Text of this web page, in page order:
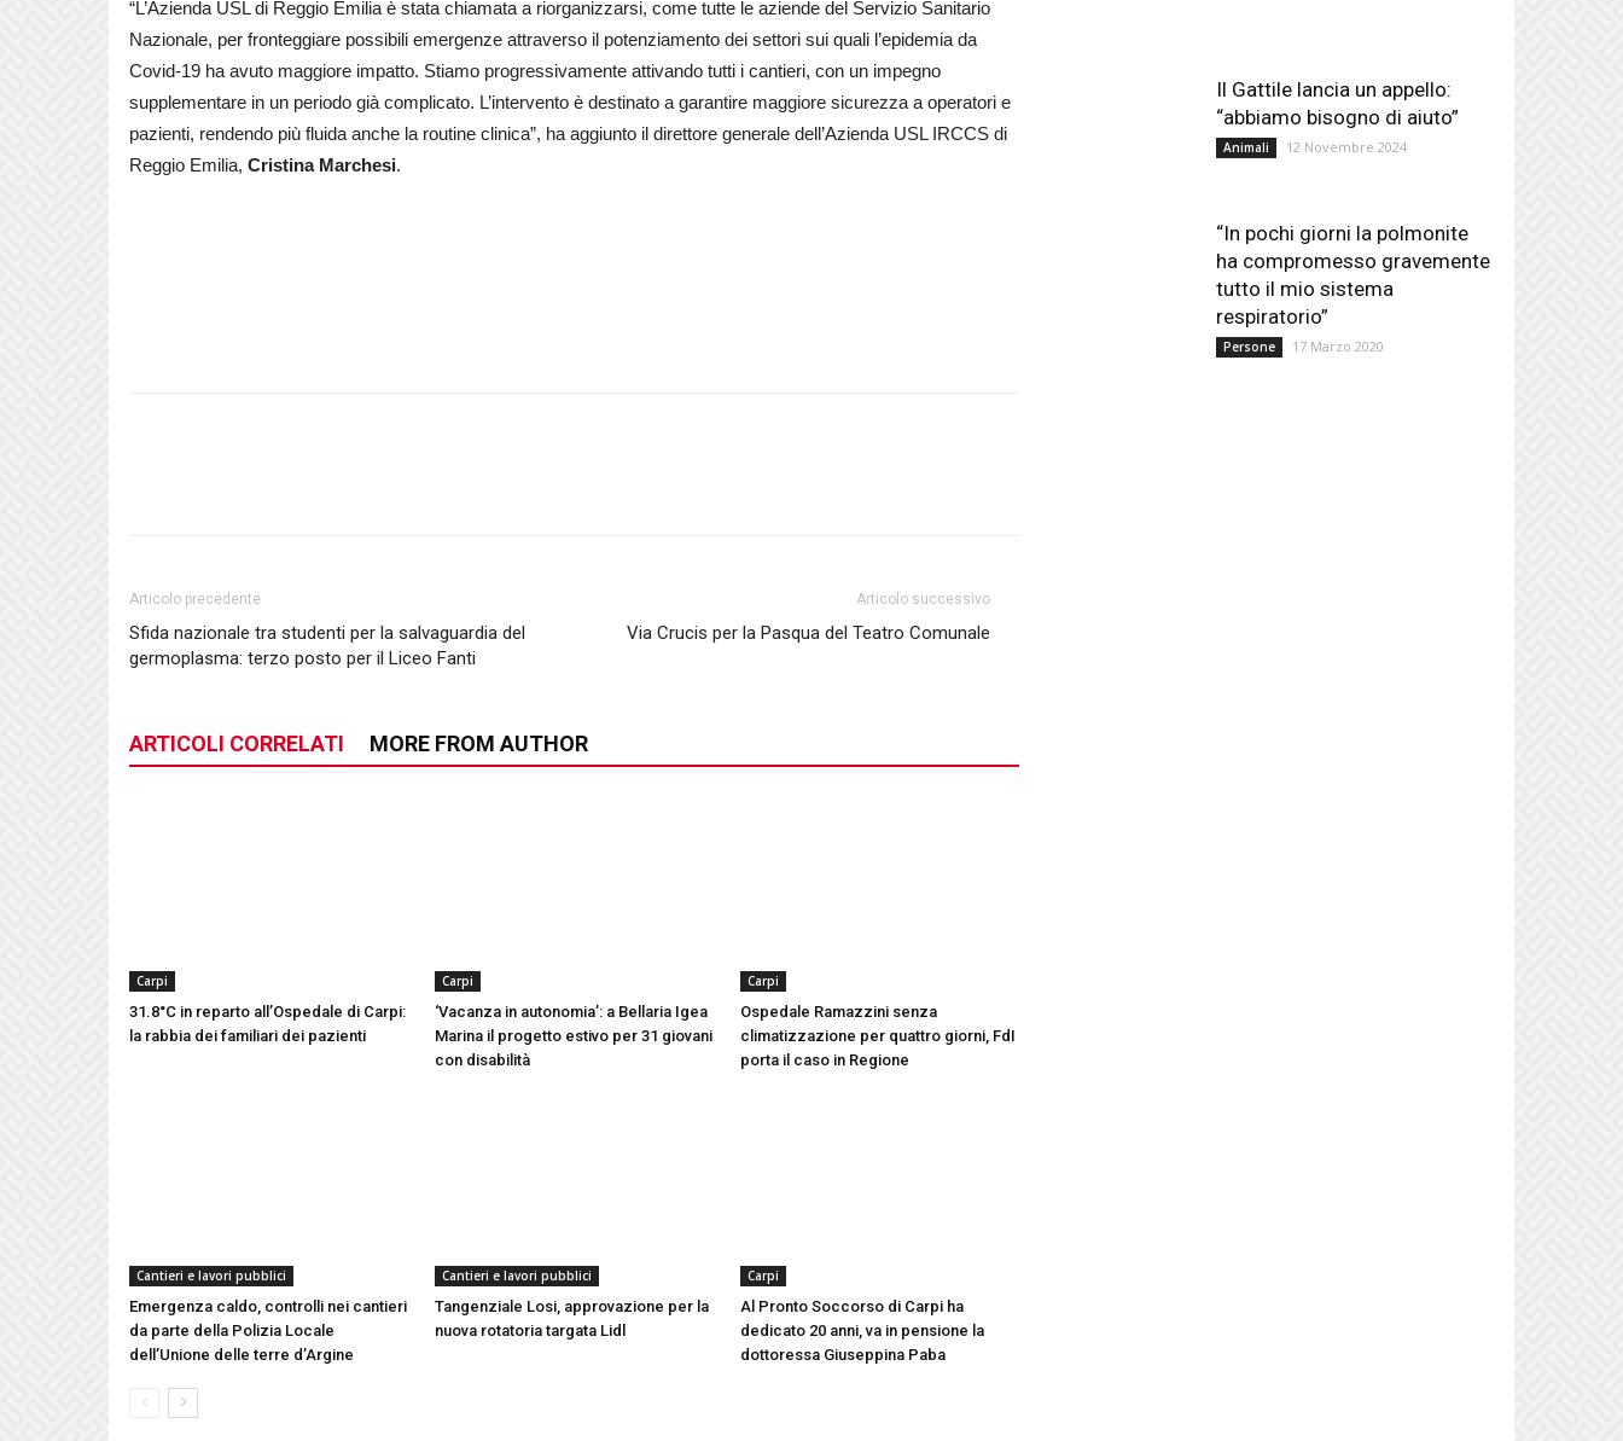
“L’Azienda USL di Reggio Emilia è stata chiamata a riorganizzarsi, come tutte le aziende del Servizio Sanitario
Nazionale, per fronteggiare possibili emergenze attraverso il potenziamento dei settori sui quali l’epidemia da
Covid-19 ha avuto maggiore impatto. Stiamo progressivamente attivando tutti i cantieri, con un impegno
supplementare in un periodo già complicato. L’intervento è destinato a garantire maggiore sicurezza a operatori e
pazienti, rendendo più fluida anche la routine clinica”, ha aggiunto il direttore generale dell’Azienda USL IRCCS di
Reggio Emilia,Cristina Marchesi.
Articolo precedente
Sfida nazionale tra studenti per la salvaguardia del
germoplasma: terzo posto per il Liceo Fanti
Articolo successivo
Via Crucis per la Pasqua del Teatro Comunale
ARTICOLI CORRELATI MORE FROM AUTHOR
Carpi
31.8°C in reparto all’Ospedale di Carpi:
la rabbia dei familiari dei pazienti
Carpi
‘Vacanza in autonomia’: a Bellaria Igea
Marina il progetto estivo per 31 giovani
con disabilità
Carpi
Ospedale Ramazzini senza
climatizzazione per quattro giorni, FdI
porta il caso in Regione
Cantieri e lavori pubblici
Emergenza caldo, controlli nei cantieri
da parte della Polizia Locale
dell’Unione delle terre d’Argine
Cantieri e lavori pubblici
Tangenziale Losi, approvazione per la
nuova rotatoria targata Lidl
Carpi
Al Pronto Soccorso di Carpi ha
dedicato 20 anni, va in pensione la
dottoressa Giuseppina Paba
Il Gattile lancia un appello:
“abbiamo bisogno di aiuto”
Animali 12 Novembre 2024
“In pochi giorni la polmonite
ha compromesso gravemente
tutto il mio sistema
respiratorio”
Persone 17 Marzo 2020